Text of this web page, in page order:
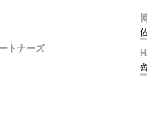
トナーズ